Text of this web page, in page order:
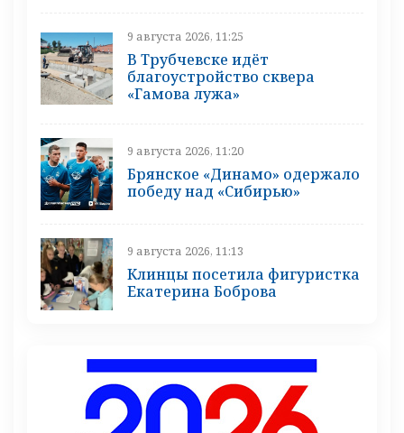
9 августа 2026, 11:25
В Трубчевске идёт
благоустройство сквера
«Гамова лужа»
9 августа 2026, 11:20
Брянское «Динамо» одержало
победу над «Сибирью»
9 августа 2026, 11:13
Клинцы посетила фигуристка
Екатерина Боброва